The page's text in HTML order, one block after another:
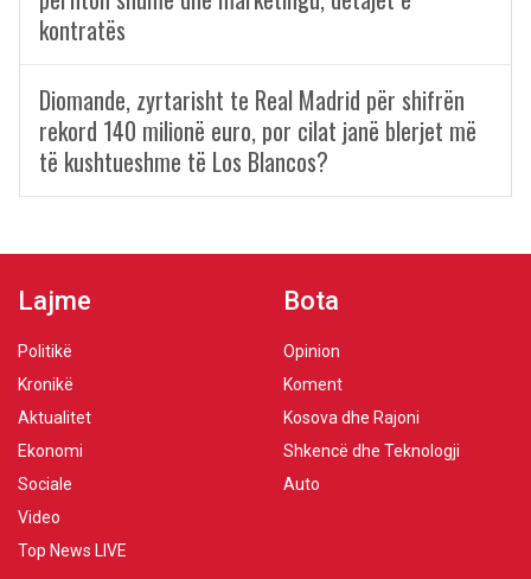
kontratës
Diomande, zyrtarisht te Real Madrid për shifrën
rekord 140 milionë euro, por cilat janë blerjet më
të kushtueshme të Los Blancos?
Lajme
Politikë
Kronikë
Aktualitet
Ekonomi
Sociale
Video
Top News LIVE
Bota
Opinion
Koment
Kosova dhe Rajoni
Shkencë dhe Teknologji
Auto